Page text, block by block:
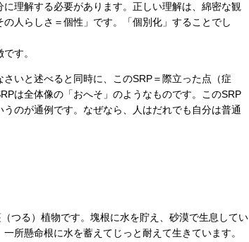
理解する必要があります。正しい理解は、綿密な観
人らしさ＝個性」です。「個別化」することでし
す。
いと述べると同時に、このSRP＝際立った点（症
は全体像の「おへそ」のようなものです。このSRP
のが通例です。なぜなら、人はだれでも自分は普通
つる）植物です。塊根に水を貯え、砂漠で生息してい
所懸命根に水を蓄えてじっと耐えて生きています。